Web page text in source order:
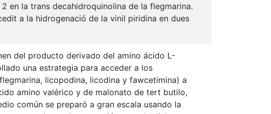
en la trans decahidroquinolina de la flegmarina.
a la hidrogenació de la vinil piridina en dues
del producto derivado del amino ácido L-
una estrategia para acceder a los
licopodina, licodina y fawcetimina) a
amino valérico y de malonato de tert butilo,
común se preparó a gran escala usando la